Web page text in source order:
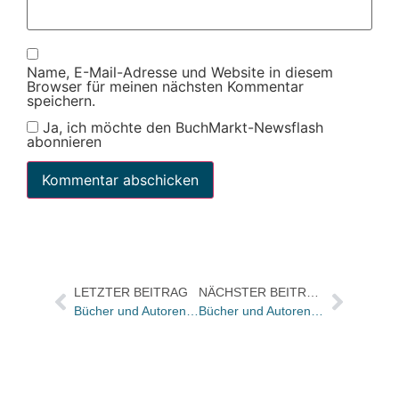
Name, E-Mail-Adresse und Website in diesem
Browser für meinen nächsten Kommentar
speichern.
Ja, ich möchte den BuchMarkt-Newsflash
abonnieren
LETZTER BEITRAG